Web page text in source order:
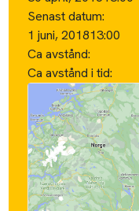
Senast datum:
1 juni, 201813:00
Ca avstånd:
Ca avstånd i tid: